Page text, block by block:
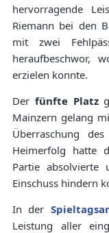
hervorragende
Riemann bei den
mit zwei
heraufbeschwor,
erzielen konnte.
Der fünfte Platz
Mainzern gelang
Überraschung
Heimerfolg hatte
Partie
Einschuss hindern
In der
Leistung aller